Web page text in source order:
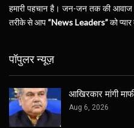
हमारी पहचान है। जन-जन तक की
तरीके से आप “News Leaders”को
पॉपुलर न्यूज़
आखिरकार मांगी
Aug 6, 2026